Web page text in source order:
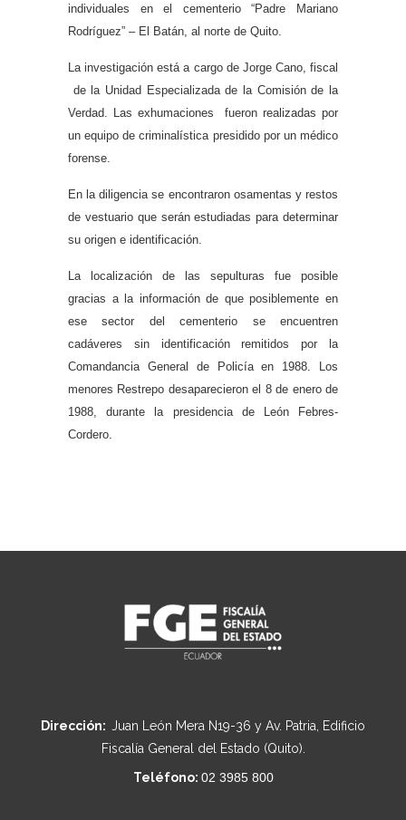
individuales en el cementerio “Padre Mariano
Rodríguez” – El Batán, al norte de Quito.
La investigación está a cargo de Jorge Cano, fiscal
de la Unidad Especializada de la Comisión de la
Verdad. Las exhumaciones fueron realizadas por
un equipo de criminalística presidido por un médico
forense.
En la diligencia se encontraron osamentas y restos
de vestuario que serán estudiadas para determinar
su origen e identificación.
La localización de las sepulturas fue posible
gracias a la información de que posiblemente en
ese sector del cementerio se encuentren
cadáveres sin identificación remitidos por la
Comandancia General de Policía en 1988. Los
menores Restrepo desaparecieron el 8 de enero de
1988, durante la presidencia de León Febres-
Cordero.
Dirección: Juan León Mera N19-36 y Av. Patria, Edificio
Fiscalía General del Estado (Quito).
Teléfono: 02 3985 800